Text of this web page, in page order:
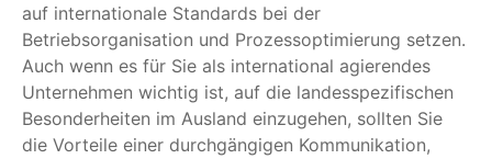
auf internationale Standards bei der
Betriebsorganisation und Prozessoptimierung setzen.
Auch wenn es für Sie als international agierendes
Unternehmen wichtig ist, auf die landesspezifischen
Besonderheiten im Ausland einzugehen, sollten Sie
die Vorteile einer durchgängigen Kommunikation,